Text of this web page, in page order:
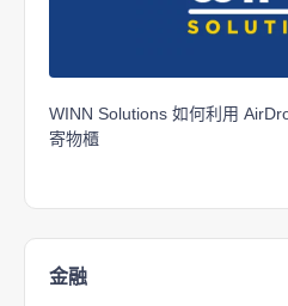
WINN Solutions 如何利用
寄物櫃
金融